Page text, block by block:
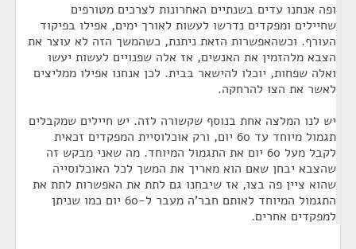
ופה אנחנו עדים בשנתיים האחרונות לצרכים מטורפים
שחיילים ומפקדים נדרשו לעשות לאורך ימים, אפילו בפיקוד
העורף. וכשהאפשרות הזאת ניתנת, כשהמשך הזה לא עוצר את
הצבא מלהזמין את האנשים, אז אלה שפנויים לעשות יעשו
ואלה שפחות, יוכלו להישאר בבית. לכן אנחנו אפילו ממליצים
לאשר את הצו להרחקה.
יש לנו המלצה אחת בנוסף שקשורה לזה. יש חיילים שמקבלים
תגמול מיוחד עד 60 יום, ורק אוכלוסיית המפקדים זכאית
לקבל מעל 60 יום את התגמול המיוחד. מה שאני מבקש זה
שהצבא יבחן שאם הוא מאריך את המשך לכל האוכלוסייה
שהוא ציין פה בצו, אז שיבחנו גם לתת את האפשרות לתת את
התגמול המיוחד לאותם חבר'ה מעבר ל-60 יום כמו שניתן
למפקדים אחרים.